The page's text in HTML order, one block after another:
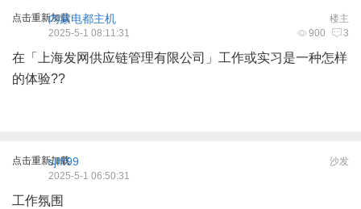
点击重新加载 楼主
内蒙电都主机
900 3
2025-5-1 08:11:31
在「上海发网供应链管理有限公司」工作或实习是一种怎样
的体验??
点击重新加载 沙发
sjfff99
2025-5-1 06:50:31
工作氛围